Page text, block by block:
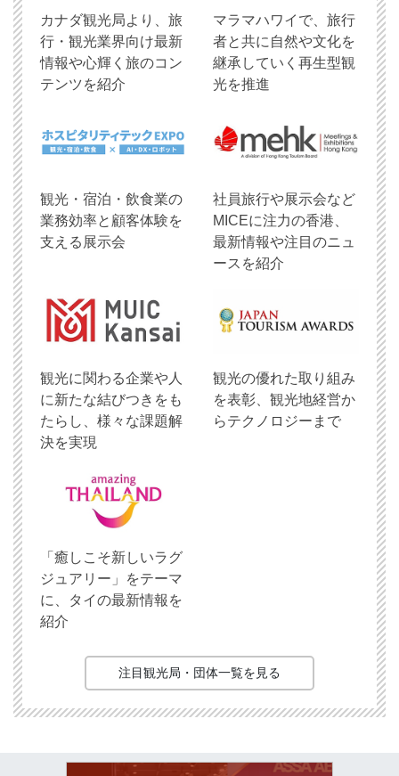
​カナダ観光局より、旅
行・観光業界向け最新
情報や心輝く旅のコン
テンツを紹介
マラマハワイで、旅行
者と共に自然や文化を
継承していく再生型観
光を推進
観光・宿泊・飲食業の
業務効率と顧客体験を
支える展示会
社員旅行や展示会など
MICEに注力の香港、
最新情報や注目のニュ
ースを紹介
観光に関わる企業や人
に新たな結びつきをも
たらし、様々な課題解
決を実現
観光の優れた取り組み
を表彰、観光地経営か
らテクノロジーまで
「癒しこそ新しいラグ
ジュアリー」をテーマ
に、タイの最新情報を
紹介
注目観光局・団体一覧を見る